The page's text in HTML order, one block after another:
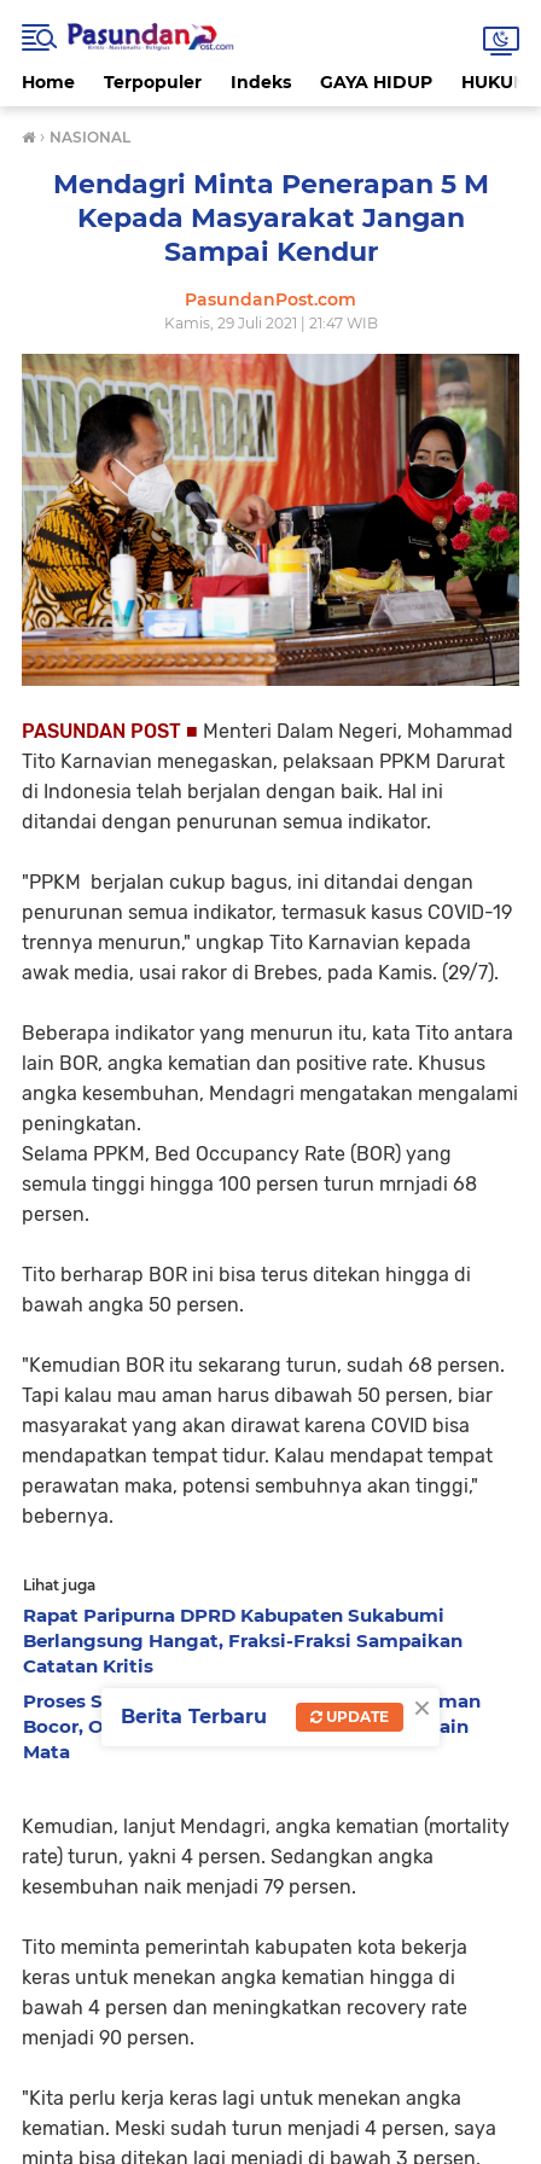
Home Terpopuler Indeks GAYA HIDUP HUKUM
› NASIONAL
Mendagri Minta Penerapan 5 M
Kepada Masyarakat Jangan
Sampai Kendur
PasundanPost.com
Kamis, 29 Juli 2021 | 21:47 WIB
PASUNDAN POST ■ Menteri Dalam Negeri, Mohammad
Tito Karnavian menegaskan, pelaksaan PPKM Darurat
di Indonesia telah berjalan dengan baik. Hal ini
ditandai dengan penurunan semua indikator.
"PPKM berjalan cukup bagus, ini ditandai dengan
penurunan semua indikator, termasuk kasus COVID-19
trennya menurun," ungkap Tito Karnavian kepada
awak media, usai rakor di Brebes, pada Kamis. (29/7).
Beberapa indikator yang menurun itu, kata Tito antara
lain BOR, angka kematian dan positive rate. Khusus
angka kesembuhan, Mendagri mengatakan mengalami
peningkatan.
Selama PPKM, Bed Occupancy Rate (BOR) yang
semula tinggi hingga 100 persen turun mrnjadi 68
persen.
Tito berharap BOR ini bisa terus ditekan hingga di
bawah angka 50 persen.
"Kemudian BOR itu sekarang turun, sudah 68 persen.
Tapi kalau mau aman harus dibawah 50 persen, biar
masyarakat yang akan dirawat karena COVID bisa
mendapatkan tempat tidur. Kalau mendapat tempat
perawatan maka, potensi sembuhnya akan tinggi,"
bebernya.
Lihat juga
Rapat Paripurna DPRD Kabupaten Sukabumi
Berlangsung Hangat, Fraksi-Fraksi Sampaikan
Catatan Kritis
Proses Seleksi Pengelola Eks Terminal Sudirman
Bocor, Oknum Pejabat Disporapar Diduga Main
Mata
Kemudian, lanjut Mendagri, angka kematian (mortality
rate) turun, yakni 4 persen. Sedangkan angka
kesembuhan naik menjadi 79 persen.
Tito meminta pemerintah kabupaten kota bekerja
keras untuk menekan angka kematian hingga di
bawah 4 persen dan meningkatkan recovery rate
menjadi 90 persen.
"Kita perlu kerja keras lagi untuk menekan angka
kematian. Meski sudah turun menjadi 4 persen, saya
minta bisa ditekan lagi menjadi di bawah 3 persen.
×
Berita Terbaru UPDATE